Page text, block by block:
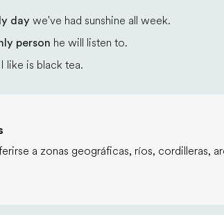
day we've had sunshine all week.
person he will listen to.
I like is black tea.
a zonas geográficas, ríos, cordilleras,